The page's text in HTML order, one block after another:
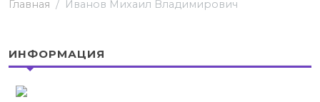
Главная Иванов Михаил Владимирович
ИНФОРМАЦИЯ